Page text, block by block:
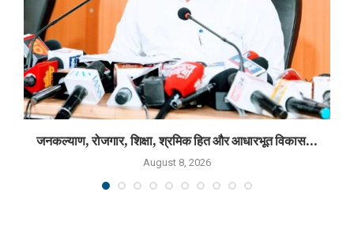
जनकल्याण, रोजगार, शिक्षा, श्रमिक हित और आधारभूत विकास...
August 8, 2026